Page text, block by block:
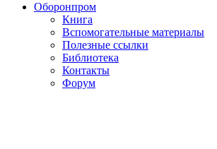
Оборонпром
Книга
Вспомогательные материалы
Полезные ссылки
Библиотека
Контакты
Форум